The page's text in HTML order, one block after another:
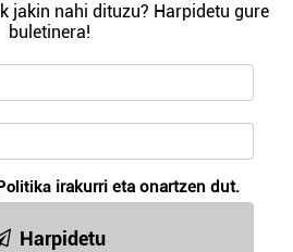
jakin nahi dituzu? Harpidetu gure
buletinera!
irakurri eta onartzen dut.
Harpidetu